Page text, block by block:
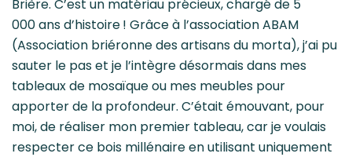
Brière. C’est un matériau précieux, chargé de 5
000 ans d’histoire ! Grâce à l’association ABAM
(Association briéronne des artisans du morta), j’ai pu
sauter le pas et je l’intègre désormais dans mes
tableaux de mosaïque ou mes meubles pour
apporter de la profondeur. C’était émouvant, pour
moi, de réaliser mon premier tableau, car je voulais
respecter ce bois millénaire en utilisant uniquement